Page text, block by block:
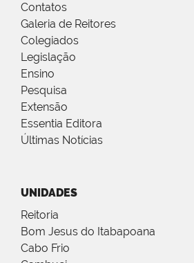
Contatos
Galeria de Reitores
Colegiados
Legislação
Ensino
Pesquisa
Extensão
Essentia Editora
Últimas Notícias
UNIDADES
Reitoria
Bom Jesus do Itabapoana
Cabo Frio